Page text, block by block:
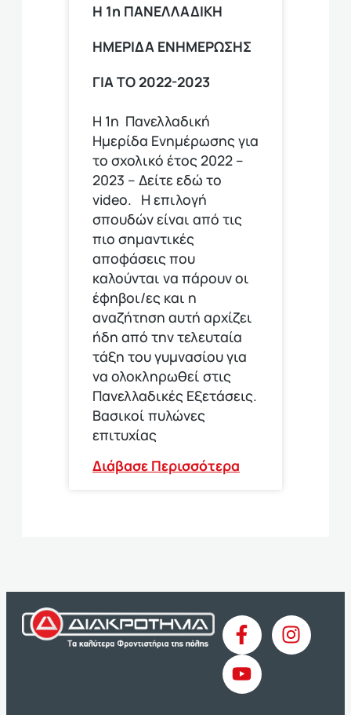
Η 1η ΠΑΝΕΛΛΑΔΙΚΗ
ΗΜΕΡΙΔΑ ΕΝΗΜΕΡΩΣΗΣ
ΓΙΑ ΤΟ 2022-2023
Η 1η Πανελλαδική
Ημερίδα Ενημέρωσης για
το σχολικό έτος 2022 –
2023 – Δείτε εδώ το
video. Η επιλογή
σπουδών είναι από τις
πιο σημαντικές
αποφάσεις που
καλούνται να πάρουν οι
έφηβοι/ες και η
αναζήτηση αυτή αρχίζει
ήδη από την τελευταία
τάξη του γυμνασίου για
να ολοκληρωθεί στις
Πανελλαδικές Εξετάσεις.
Βασικοί πυλώνες
επιτυχίας
Διάβασε Περισσότερα